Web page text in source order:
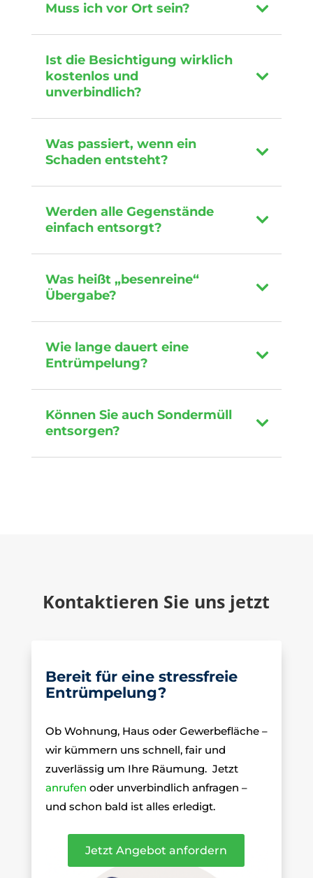
Muss ich vor Ort sein?
Ist die Besichtigung wirklich
kostenlos und
unverbindlich?
Was passiert, wenn ein
Schaden entsteht?
Werden alle Gegenstände
einfach entsorgt?
Was heißt „besenreine“
Übergabe?
Wie lange dauert eine
Entrümpelung?
Können Sie auch Sondermüll
entsorgen?
Kontaktieren Sie uns jetzt
Bereit für eine stressfreie
Entrümpelung?
Ob Wohnung, Haus oder Gewerbefläche –
wir kümmern uns schnell, fair und
zuverlässig um Ihre Räumung. Jetzt
anrufen oder unverbindlich anfragen –
und schon bald ist alles erledigt.
Jetzt Angebot anfordern